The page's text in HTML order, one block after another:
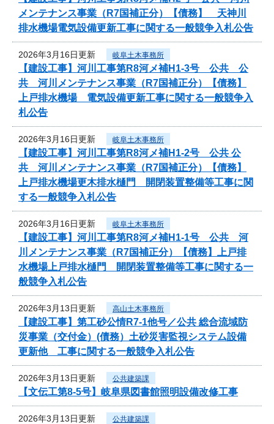
メンテナンス事業（R7国補正分）【債務】 天神川
排水機場電気設備更新工事に関する一般競争入札公告
2026年3月16日更新 岐阜土木事務所
【建設工事】河川工事第R8河メ補H1-3号 公共 公
共 河川メンテナンス事業（R7国補正分）【債務】
上戸排水機場 電気設備更新工事に関する一般競争入
札公告
2026年3月16日更新 岐阜土木事務所
【建設工事】河川工事第R8河メ補H1-2号 公共 公
共 河川メンテナンス事業（R7国補正分）【債務】
上戸排水機場更木排水樋門 開閉装置整備等工事に関
する一般競争入札公告
2026年3月16日更新 岐阜土木事務所
【建設工事】河川工事第R8河メ補H1-1号 公共 河
川メンテナンス事業（R7国補正分）【債務】上戸排
水機場上戸排水樋門 開閉装置整備等工事に関する一
般競争入札公告
2026年3月13日更新 高山土木事務所
【建設工事】第工砂公情R7-1他号／公共 総合流域防
災事業（交付金）(債務）土砂災害監視システム設備
更新他 工事に関する一般競争入札公告
2026年3月13日更新 公共建築課
【文伝工第8-5号】岐阜県図書館照明設備改修工事
2026年3月13日更新 公共建築課